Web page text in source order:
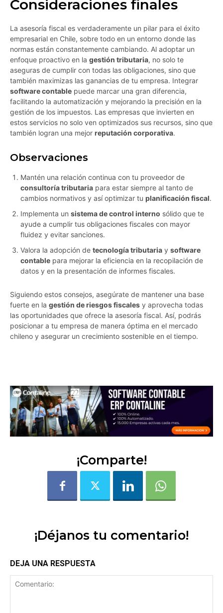
Consideraciones finales
La asesoría fiscal es verdaderamente un pilar para el éxito
empresarial en Chile, sobre todo en un entorno donde las
normas están constantemente cambiando. Al adoptar un
enfoque proactivo en la gestión tributaria, no solo te
aseguras de cumplir con todas las obligaciones, sino que
también maximizas las ganancias de tu empresa. Integrar
software contable puede marcar una gran diferencia,
facilitando la automatización y mejorando la precisión en la
gestión de los impuestos. Las empresas que invierten en
estos servicios no solo ven optimizados sus recursos, sino que
también logran una mejor reputación corporativa.
Observaciones
Mantén una relación continua con tu proveedor de
consultoría tributaria para estar siempre al tanto de
cambios normativos y así optimizar tu planificación fiscal.
Implementa un sistema de control interno sólido que te
ayude a cumplir tus obligaciones fiscales con mayor
fluidez y evitar sanciones.
Valora la adopción de tecnología tributaria y software
contable para mejorar la eficiencia en la recopilación de
datos y en la presentación de informes fiscales.
Siguiendo estos consejos, asegúrate de mantener una base
fuerte en la gestión de riesgos fiscales y aprovecha todas
las oportunidades que ofrece la asesoría fiscal. Así, podrás
posicionar a tu empresa de manera óptima en el mercado
chileno y asegurar un crecimiento sostenible en el tiempo.
¡Comparte!
¡Déjanos tu comentario!
DEJA UNA RESPUESTA